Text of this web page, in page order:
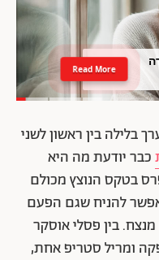
Read More
בלילה בין ראשון לשני
כבר יודעת מה היא
בטקס הנוצץ מכולם
להניח שגם הפעם
בין פסלי אוסקר
ומריל סטריפ אחת,